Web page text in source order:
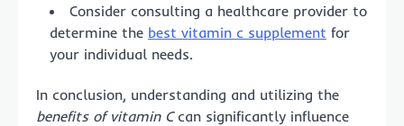
Consider consulting a healthcare provider to
determine the best vitamin c supplement for
your individual needs.
In conclusion, understanding and utilizing the
benefits of vitamin Ccan significantly influence